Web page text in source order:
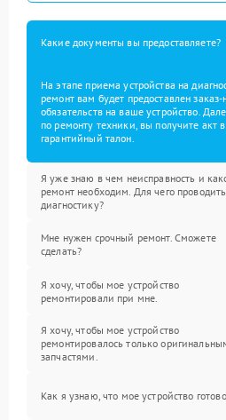
Какие документы вы предоставляете?
На этапе приема устройства на
ремонт вам будет предоставлен
обязательств на ваше устройство.
по ремонту техники, вы получите акт
гарантийный талон.
Я уже знаю в чем неисправность и
ремонт необходим. Для чего проводить
диагностику?
Мне нужен срочный ремонт. Сможете
сделать?
Я хочу, чтобы мое устройство
ремонтировали при мне.
Я хочу, чтобы мое устройство
ремонтировалось только
запчастями.
Как я узнаю, что мое устройство